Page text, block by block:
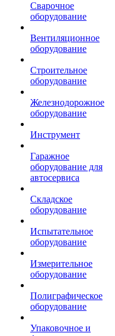
Сварочное
оборудование
Вентиляционное
оборудование
Строительное
оборудование
Железнодорожное
оборудование
Инструмент
Гаражное
оборудование для
автосервиса
Складское
оборудование
Испытательное
оборудование
Измерительное
оборудование
Полиграфическое
оборудование
Упаковочное и